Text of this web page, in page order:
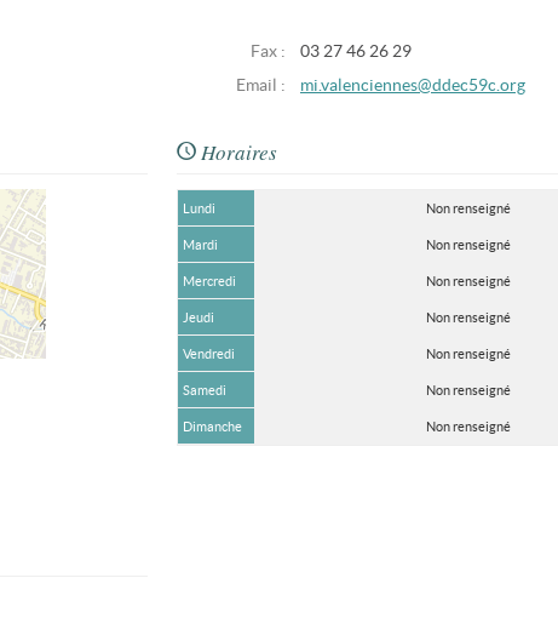
Fax :
03 27 46 26 29
Email :
mi.valenciennes@ddec59c.org
Horaires
Lundi Non renseigné
Mardi Non renseigné
Mercredi Non renseigné
Jeudi Non renseigné
Vendredi Non renseigné
Samedi Non renseigné
Dimanche Non renseigné